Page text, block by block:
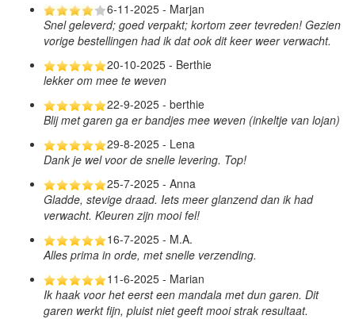
6-11-2025 - Marjan
Snel geleverd; goed verpakt; kortom zeer tevreden! Gezien
vorige bestellingen had ik dat ook dit keer weer verwacht.
20-10-2025 - Berthie
lekker om mee te weven
22-9-2025 - berthie
Blij met garen ga er bandjes mee weven (inkeltje van lojan)
29-8-2025 - Lena
Dank je wel voor de snelle levering. Top!
25-7-2025 - Anna
Gladde, stevige draad. Iets meer glanzend dan ik had
verwacht. Kleuren zijn mooi fel!
16-7-2025 - M.A.
Alles prima in orde, met snelle verzending.
11-6-2025 - Marian
Ik haak voor het eerst een mandala met dun garen. Dit
garen werkt fijn, pluist niet geeft mooi strak resultaat.